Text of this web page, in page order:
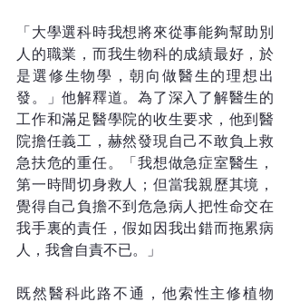
「大學選科時我想將來從事能夠幫助別
人的職業，而我生物科的成績最好，於
是選修生物學，朝向做醫生的理想出
發。」他解釋道。為了深入了解醫生的
工作和滿足醫學院的收生要求，他到醫
院擔任義工，赫然發現自己不敢負上救
急扶危的重任。「我想做急症室醫生，
第一時間切身救人；但當我親歷其境，
覺得自己負擔不到危急病人把性命交在
我手裏的責任，假如因我出錯而拖累病
人，我會自責不已。」
既然醫科此路不通，他索性主修植物